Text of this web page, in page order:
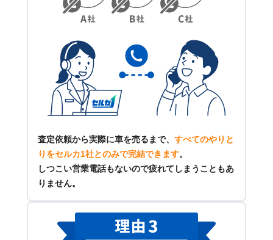
査定依頼から実際に車を売るまで、 すべてのやりと
りをセルカ1社とのみで完結できます。
しつこい営業電話もないので疲れてしまうこともあ
りません。